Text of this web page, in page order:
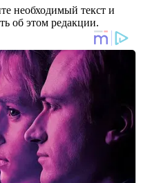
необходимый текст и
об этом редакции.